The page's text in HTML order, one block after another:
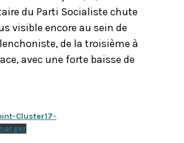
du Parti Socialiste chute
visible encore au sein de
de la troisième à
avec une forte baisse de
Cluster17-